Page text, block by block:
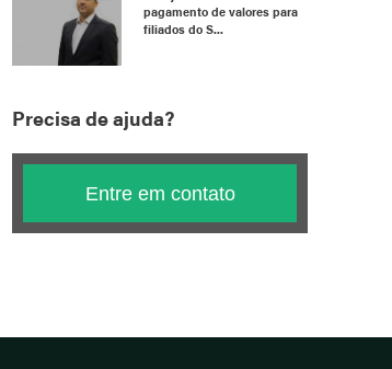
pagamento de valores para
filiados do S...
Precisa de ajuda?
Entre em contato